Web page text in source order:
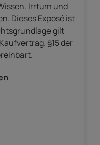
Irrtum und
Dieses Exposé ist
gilt
§15 der